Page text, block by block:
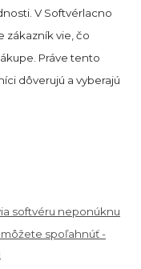
V Softvérlacno
zákazník vie, čo
Práve tento
dôverujú a vyberajú
softvéru neponúknu
môžete spoľahnúť -